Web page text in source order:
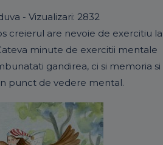
- Vizualizari: 2832
creierul are nevoie de exercitiu la
minute de exercitii mentale
gandirea, ci si memoria si
punct de vedere mental.